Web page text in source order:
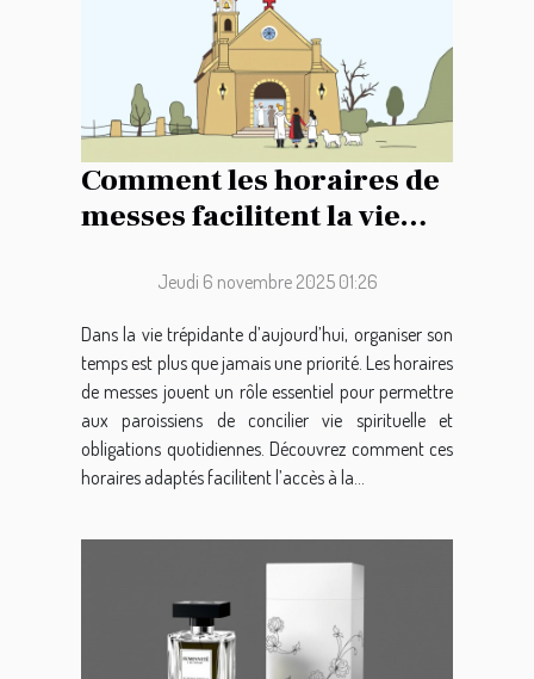
Comment les horaires de
messes facilitent la vie
Jeudi 6 novembre 2025 01:26
Dans la vie trépidante d’aujourd’hui, organiser son
temps est plus que jamais une priorité. Les horaires
de messes jouent un rôle essentiel pour permettre
aux paroissiens de concilier vie spirituelle et
obligations quotidiennes. Découvrez comment ces
horaires adaptés facilitent l’accès à la...